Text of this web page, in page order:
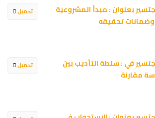
تحميل
بعنوان : مبدأ المشروعية
تحقيقه
تحميل
في : سلطة التأديب بين
مقارنة